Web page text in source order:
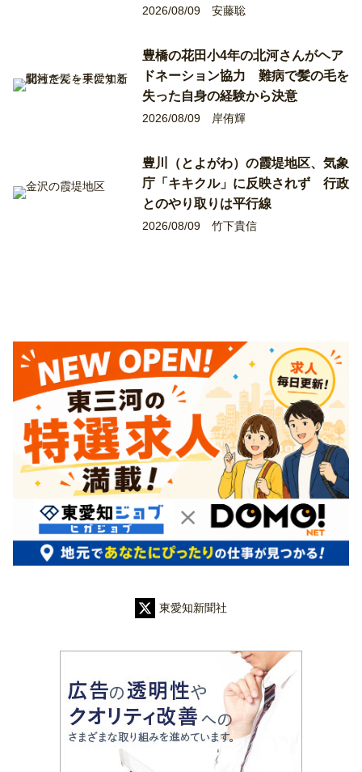
2026/08/09 安藤聡
豊橋の花田小4年の北河さんがヘア
ドネーション協力 難病で髪の毛を
失った自身の経験から決意
2026/08/09 岸侑輝
豊川（とよがわ）の霞堤地区、気象
庁「キキクル」に反映されず 行政
とのやり取りは平行線
2026/08/09 竹下貴信
東愛知新聞社